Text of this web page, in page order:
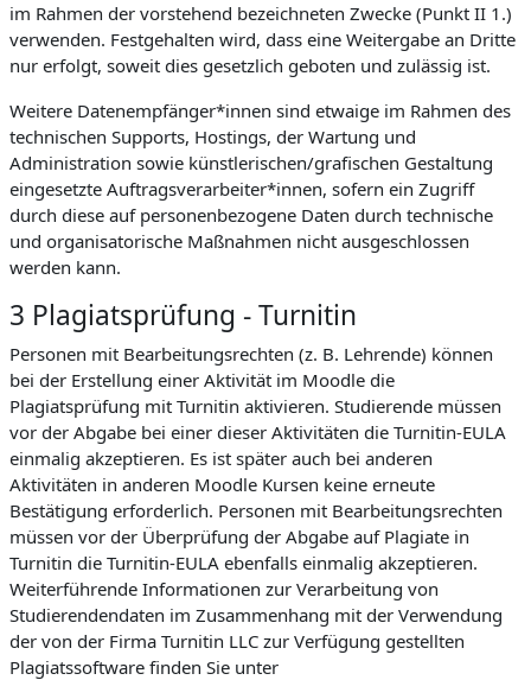
im Rahmen der vorstehend bezeichneten Zwecke (Punkt II 1.)
verwenden. Festgehalten wird, dass eine Weitergabe an Dritte
nur erfolgt, soweit dies gesetzlich geboten und zulässig ist.
Weitere Datenempfänger*innen sind etwaige im Rahmen des
technischen Supports, Hostings, der Wartung und
Administration sowie künstlerischen/grafischen Gestaltung
eingesetzte Auftragsverarbeiter*innen, sofern ein Zugriff
durch diese auf personenbezogene Daten durch technische
und organisatorische Maßnahmen nicht ausgeschlossen
werden kann.
3 Plagiatsprüfung - Turnitin
Personen mit Bearbeitungsrechten (z. B. Lehrende) können
bei der Erstellung einer Aktivität im Moodle die
Plagiatsprüfung mit Turnitin aktivieren. Studierende müssen
vor der Abgabe bei einer dieser Aktivitäten die Turnitin-EULA
einmalig akzeptieren. Es ist später auch bei anderen
Aktivitäten in anderen Moodle Kursen keine erneute
Bestätigung erforderlich. Personen mit Bearbeitungsrechten
müssen vor der Überprüfung der Abgabe auf Plagiate in
Turnitin die Turnitin-EULA ebenfalls einmalig akzeptieren.
Weiterführende Informationen zur Verarbeitung von
Studierendendaten im Zusammenhang mit der Verwendung
der von der Firma Turnitin LLC zur Verfügung gestellten
Plagiatssoftware finden Sie unter